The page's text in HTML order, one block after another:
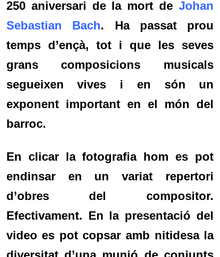
250 aniversari de la mort de Johan
Sebastian Bach. Ha passat prou
temps d’ençà, tot i que les seves
grans composicions musicals
segueixen vives i en són un
exponent important en el món del
barroc.
En clicar la fotografia hom es pot
endinsar en un variat repertori
d’obres del compositor.
Efectivament. En la presentació del
video es pot copsar amb nitidesa la